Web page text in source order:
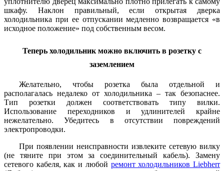
шкафу. Наклон правильный, если открытая дверка
холодильника при ее отпускании медленно возвращается «в
исходное положение» под собственным весом.
Теперь холодильник можно включить в розетку с
заземлением
Желательно, чтобы розетка была отдельной и
располагалась недалеко от холодильника – так безопаснее.
Тип розетки должен соответствовать типу вилки.
Использование переходников и удлинителей крайне
нежелательно. Убедитесь в отсутствии повреждений
электропроводки.
При появлении неисправности извлеките сетевую вилку
(не тяните при этом за соединительный кабель). Замену
сетевого кабеля, как и любой ремонт холодильников Liebherr